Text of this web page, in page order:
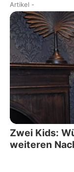
Artikel -
Zwei Kids:
weiteren